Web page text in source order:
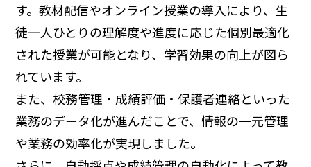
す。教材配信やオンライン授業の導入により、生
徒一人ひとりの理解度や進度に応じた個別最適化
された授業が可能となり、学習効果の向上が図ら
れています。
また、校務管理・成績評価・保護者連絡といった
業務のデータ化が進んだことで、情報の一元管理
や業務の効率化が実現しました。